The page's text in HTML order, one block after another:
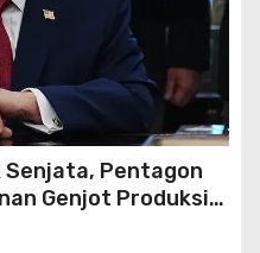
Senjata, Pentagon
Genjot Produksi